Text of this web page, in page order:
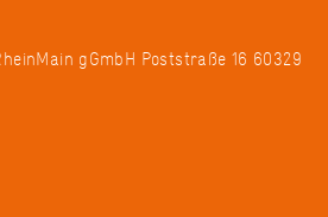
gGmbH Poststraße 16 60329